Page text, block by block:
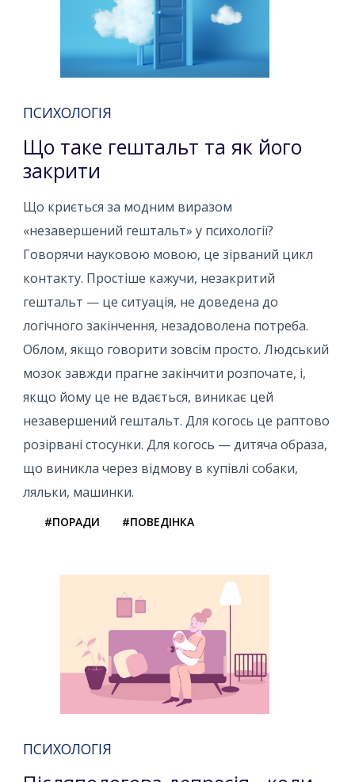
ПСИХОЛОГІЯ
Що таке гештальт та як його
закрити
Що криється за модним виразом
«незавершений гештальт» у психології?
Говорячи науковою мовою, це зірваний цикл
контакту. Простіше кажучи, незакритий
гештальт — це ситуація, не доведена до
логічного закінчення, незадоволена потреба.
Облом, якщо говорити зовсім просто. Людський
мозок завжди прагне закінчити розпочате, і,
якщо йому це не вдається, виникає цей
незавершений гештальт. Для когось це раптово
розірвані стосунки. Для когось — дитяча образа,
що виникла через відмову в купівлі собаки,
ляльки, машинки.
#ПОРАДИ #ПОВЕДІНКА
ПСИХОЛОГІЯ